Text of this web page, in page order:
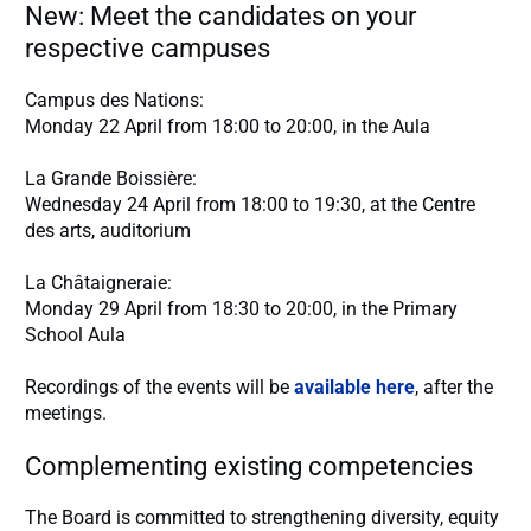
New: Meet the candidates on your
respective campuses
Campus des Nations:
Monday 22 April from 18:00 to 20:00, in the Aula
La Grande Boissière:
Wednesday 24 April from 18:00 to 19:30, at the Centre
des arts, auditorium
La Châtaigneraie:
Monday 29 April from 18:30 to 20:00, in the Primary
School Aula
Recordings of the events will beavailable here, after the
meetings.
Complementing existing competencies
The Board is committed to strengthening diversity, equity